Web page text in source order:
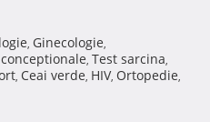
, Ginecologie,
, Test sarcina,
, Ceai verde, HIV, Ortopedie,